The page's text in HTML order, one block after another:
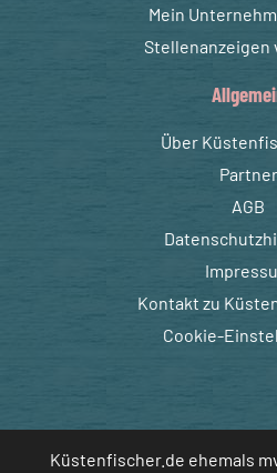
Mein
Stellenanzeigen
Über
Partner
AGB
Kontakt zu
Cookie-
Küstenfischer.de ehemals